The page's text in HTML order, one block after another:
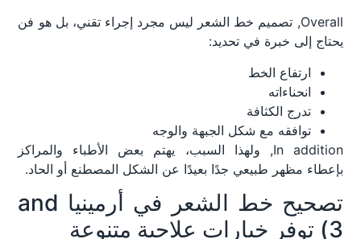
Overall, تصميم خط الشعر ليس مجرد إجراء تقني، بل هو فن
يحتاج إلى خبرة في تحديد:
ارتفاع الخط
انحناءاته
تدرج الكثافة
توافقه مع شكل الجبهة والوجه
In addition, ولهذا السبب، يهتم بعض الأطباء والمراكز
بإعطاء مظهر طبيعي جدًا بعيدًا عن الشكل المصطنع أو الحاد.
تصحيح خط الشعر في أرمينيا and
3) توفر خيارات علاجية متنوعة